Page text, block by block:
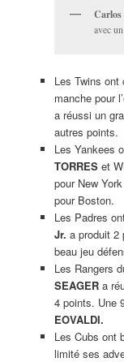
Carlos
avec
Les Twins ont
manche pour
a réussi un
autres points.
Les Yankees
TORRESet
pour New
pour Boston.
Les Padres
Jr. a produit 2
beau jeu
Les Rangers
SEAGERa
4 points. Une
EOVALDI.
Les Cubs ont
limité ses